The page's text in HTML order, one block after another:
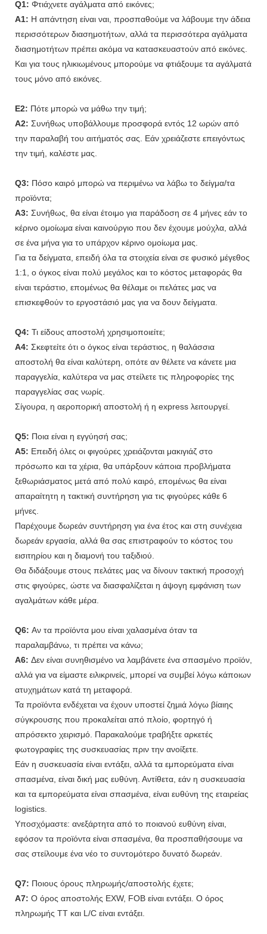
Q1: Φτιάχνετε αγάλματα από εικόνες;
A1: Η απάντηση είναι ναι, προσπαθούμε να λάβουμε την άδεια
περισσότερων διασημοτήτων, αλλά τα περισσότερα αγάλματα
διασημοτήτων πρέπει ακόμα να κατασκευαστούν από εικόνες.
Και για τους ηλικιωμένους μπορούμε να φτιάξουμε τα αγάλματά
τους μόνο από εικόνες.
Ε2: Πότε μπορώ να μάθω την τιμή;
A2: Συνήθως υποβάλλουμε προσφορά εντός 12 ωρών από
την παραλαβή του αιτήματός σας. Εάν χρειάζεστε επειγόντως
την τιμή, καλέστε μας.
Q3: Πόσο καιρό μπορώ να περιμένω να λάβω το δείγμα/τα
προϊόντα;
A3: Συνήθως, θα είναι έτοιμο για παράδοση σε 4 μήνες εάν το
κέρινο ομοίωμα είναι καινούργιο που δεν έχουμε μούχλα, αλλά
σε ένα μήνα για το υπάρχον κέρινο ομοίωμα μας.
Για τα δείγματα, επειδή όλα τα στοιχεία είναι σε φυσικό μέγεθος
1:1, ο όγκος είναι πολύ μεγάλος και το κόστος μεταφοράς θα
είναι τεράστιο, επομένως θα θέλαμε οι πελάτες μας να
επισκεφθούν το εργοστάσιό μας για να δουν δείγματα.
Q4: Τι είδους αποστολή χρησιμοποιείτε;
A4: Σκεφτείτε ότι ο όγκος είναι τεράστιος, η θαλάσσια
αποστολή θα είναι καλύτερη, οπότε αν θέλετε να κάνετε μια
παραγγελία, καλύτερα να μας στείλετε τις πληροφορίες της
παραγγελίας σας νωρίς.
Σίγουρα, η αεροπορική αποστολή ή η express λειτουργεί.
Q5: Ποια είναι η εγγύησή σας;
A5: Επειδή όλες οι φιγούρες χρειάζονται μακιγιάζ στο
πρόσωπο και τα χέρια, θα υπάρξουν κάποια προβλήματα
ξεθωριάσματος μετά από πολύ καιρό, επομένως θα είναι
απαραίτητη η τακτική συντήρηση για τις φιγούρες κάθε 6
μήνες.
Παρέχουμε δωρεάν συντήρηση για ένα έτος και στη συνέχεια
δωρεάν εργασία, αλλά θα σας επιστραφούν το κόστος του
εισιτηρίου και η διαμονή του ταξιδιού.
Θα διδάξουμε στους πελάτες μας να δίνουν τακτική προσοχή
στις φιγούρες, ώστε να διασφαλίζεται η άψογη εμφάνιση των
αγαλμάτων κάθε μέρα.
Q6: Αν τα προϊόντα μου είναι χαλασμένα όταν τα
παραλαμβάνω, τι πρέπει να κάνω;
A6: Δεν είναι συνηθισμένο να λαμβάνετε ένα σπασμένο προϊόν,
αλλά για να είμαστε ειλικρινείς, μπορεί να συμβεί λόγω κάποιων
ατυχημάτων κατά τη μεταφορά.
Τα προϊόντα ενδέχεται να έχουν υποστεί ζημιά λόγω βίαιης
σύγκρουσης που προκαλείται από πλοίο, φορτηγό ή
απρόσεκτο χειρισμό. Παρακαλούμε τραβήξτε αρκετές
φωτογραφίες της συσκευασίας πριν την ανοίξετε.
Εάν η συσκευασία είναι εντάξει, αλλά τα εμπορεύματα είναι
σπασμένα, είναι δική μας ευθύνη. Αντίθετα, εάν η συσκευασία
και τα εμπορεύματα είναι σπασμένα, είναι ευθύνη της εταιρείας
logistics.
Υποσχόμαστε: ανεξάρτητα από το ποιανού ευθύνη είναι,
εφόσον τα προϊόντα είναι σπασμένα, θα προσπαθήσουμε να
σας στείλουμε ένα νέο το συντομότερο δυνατό δωρεάν.
Q7: Ποιους όρους πληρωμής/αποστολής έχετε;
A7: Ο όρος αποστολής EXW, FOB είναι εντάξει. Ο όρος
πληρωμής TT και L/C είναι εντάξει.